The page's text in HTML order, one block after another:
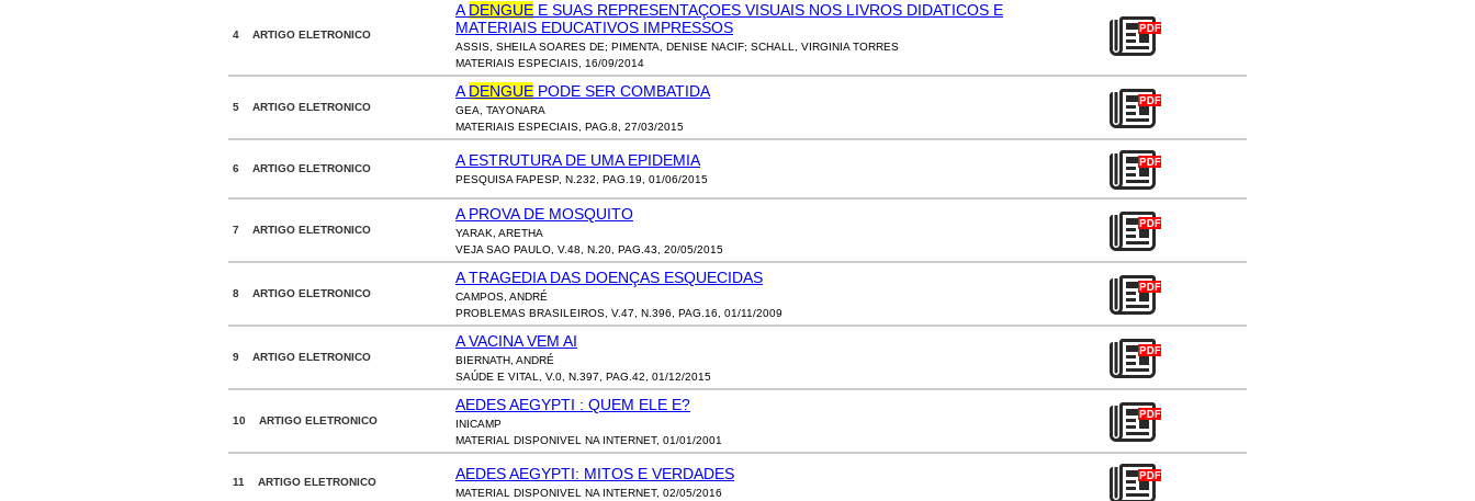
4 ARTIGO ELETRONICO
A DENGUE E SUAS REPRESENTAÇOES VISUAIS NOS LIVROS DIDATICOS E
MATERIAIS EDUCATIVOS IMPRESSOS
ASSIS, SHEILA SOARES DE; PIMENTA, DENISE NACIF; SCHALL, VIRGINIA TORRES
MATERIAIS ESPECIAIS, 16/09/2014
5 ARTIGO ELETRONICO
A DENGUE PODE SER COMBATIDA
GEA, TAYONARA
MATERIAIS ESPECIAIS, PAG.8, 27/03/2015
6 ARTIGO ELETRONICO A ESTRUTURA DE UMA EPIDEMIA
PESQUISA FAPESP, N.232, PAG.19, 01/06/2015
7 ARTIGO ELETRONICO
A PROVA DE MOSQUITO
YARAK, ARETHA
VEJA SAO PAULO, V.48, N.20, PAG.43, 20/05/2015
8 ARTIGO ELETRONICO
A TRAGEDIA DAS DOENÇAS ESQUECIDAS
CAMPOS, ANDRÉ
PROBLEMAS BRASILEIROS, V.47, N.396, PAG.16, 01/11/2009
9 ARTIGO ELETRONICO
A VACINA VEM AI
BIERNATH, ANDRÉ
SAÚDE E VITAL, V.0, N.397, PAG.42, 01/12/2015
10 ARTIGO ELETRONICO
AEDES AEGYPTI : QUEM ELE E?
INICAMP
MATERIAL DISPONIVEL NA INTERNET, 01/01/2001
11 ARTIGO ELETRONICO AEDES AEGYPTI: MITOS E VERDADES
MATERIAL DISPONIVEL NA INTERNET, 02/05/2016